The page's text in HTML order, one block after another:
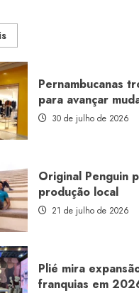
Read
more
Morena
Rosa
lança
franquia
com
estoque
consignado
Pernambucanas
para avançar
30 de julho de 2026
Original Penguin
produção local
21 de julho de 2026
Plié mira
franquias em